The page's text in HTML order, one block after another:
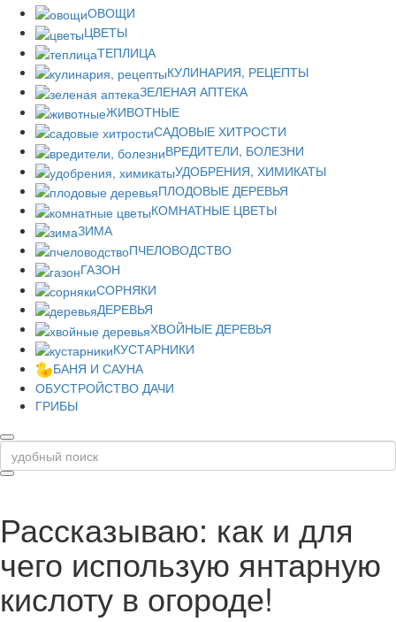
ОВОЩИ
ЦВЕТЫ
ТЕПЛИЦА
КУЛИНАРИЯ, РЕЦЕПТЫ
ЗЕЛЕНАЯ АПТЕКА
ЖИВОТНЫЕ
САДОВЫЕ ХИТРОСТИ
ВРЕДИТЕЛИ, БОЛЕЗНИ
УДОБРЕНИЯ, ХИМИКАТЫ
ПЛОДОВЫЕ ДЕРЕВЬЯ
КОМНАТНЫЕ ЦВЕТЫ
ЗИМА
ПЧЕЛОВОДСТВО
ГАЗОН
СОРНЯКИ
ДЕРЕВЬЯ
ХВОЙНЫЕ ДЕРЕВЬЯ
КУСТАРНИКИ
БАНЯ И САУНА
ОБУСТРОЙСТВО ДАЧИ
ГРИБЫ
Рассказываю: как и для
чего использую янтарную
кислоту в огороде!